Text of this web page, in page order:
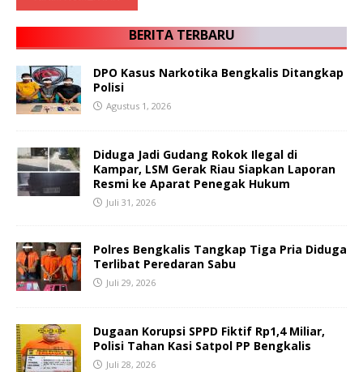
BERITA TERBARU
DPO Kasus Narkotika Bengkalis Ditangkap
Polisi
Agustus 1, 2026
Diduga Jadi Gudang Rokok Ilegal di
Kampar, LSM Gerak Riau Siapkan Laporan
Resmi ke Aparat Penegak Hukum
Juli 31, 2026
Polres Bengkalis Tangkap Tiga Pria Diduga
Terlibat Peredaran Sabu
Juli 29, 2026
Dugaan Korupsi SPPD Fiktif Rp1,4 Miliar,
Polisi Tahan Kasi Satpol PP Bengkalis
Juli 28, 2026